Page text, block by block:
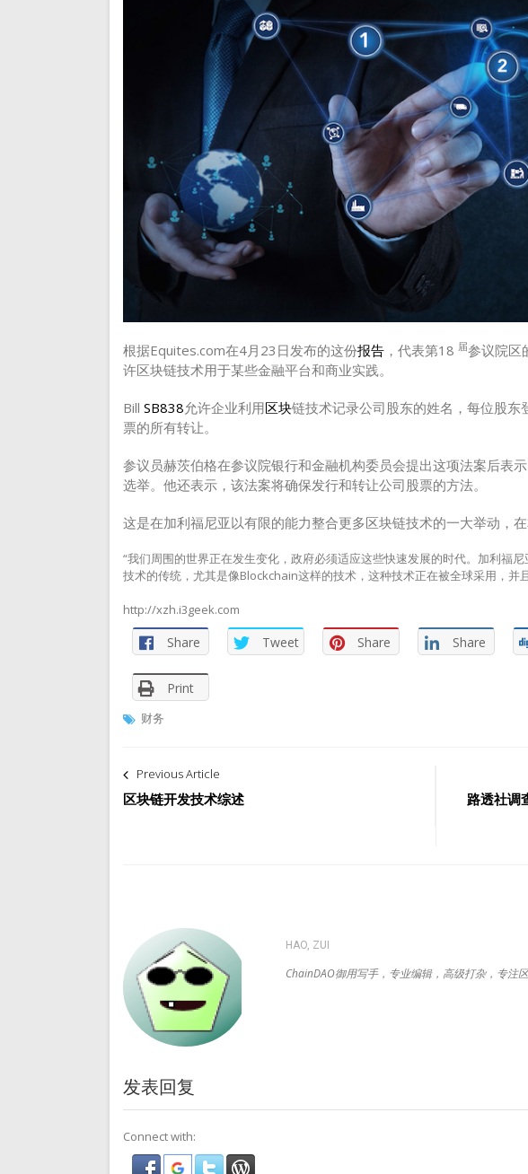
根据Equites.com在4月23日发布的这份报告 ，代表第18 届参议院区
许区块链技术用于某些金融平台和商业实践。
Bill SB838允许企业利用区块链技术记录公司股东的姓名，每位股
票的所有转让。
参议员赫茨伯格在参议院银行和金融机构委员会提出这项法案后表
选举。他还表示，该法案将确保发行和转让公司股票的方法。
这是在加利福尼亚以有限的能力整合更多区块链技术的一大举动，
“我们周围的世界正在发生变化，政府必须适应这些快速发展的时代。加利福
技术的传统，尤其是像Blockchain这样的技术，这种技术正在被全球采用，并
http://xzh.i3geek.com
Share Tweet Share Share
Print
财务
文
章
Previous Article
区块链开发技术综述
路透社调
HAO, ZUI
ChainDAO御用写手，专业编辑，高级打杂，专注
发表回复
Connect with: